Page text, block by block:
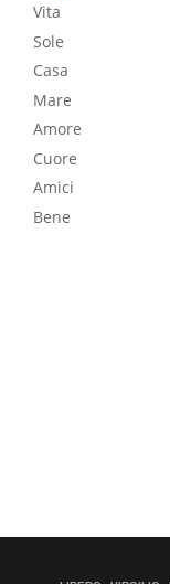
Vita
Sole
Casa
Mare
Amore
Cuore
Amici
Bene